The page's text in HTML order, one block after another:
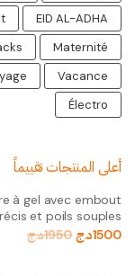
EID AL-ADHA
Maternité
Vacance
Électro
أعلى المنتجات تقييماً
à gel avec embout
et poils souples
1500د.ج 1950د.ج